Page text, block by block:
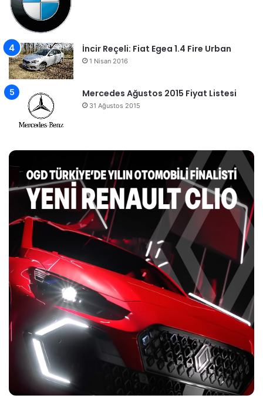
İncir Reçeli: Fiat Egea 1.4 Fire Urban
1 Nisan 2016
Mercedes Ağustos 2015 Fiyat Listesi
31 Ağustos 2015